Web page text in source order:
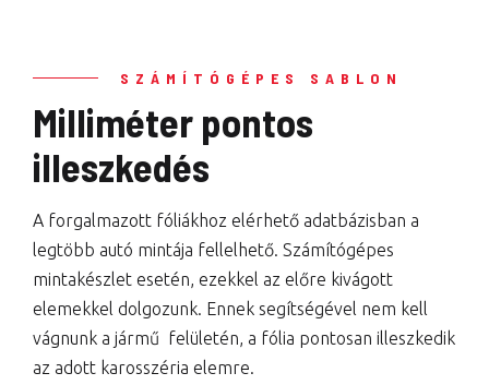
SZÁMÍTÓGÉPES SABLON
Milliméter pontos
illeszkedés
A forgalmazott fóliákhoz elérhető adatbázisban a
legtöbb autó mintája fellelhető. Számítógépes
mintakészlet esetén, ezekkel az előre kivágott
elemekkel dolgozunk. Ennek segítségével nem kell
vágnunk a jármű felületén, a fólia pontosan illeszkedik
az adott karosszéria elemre.